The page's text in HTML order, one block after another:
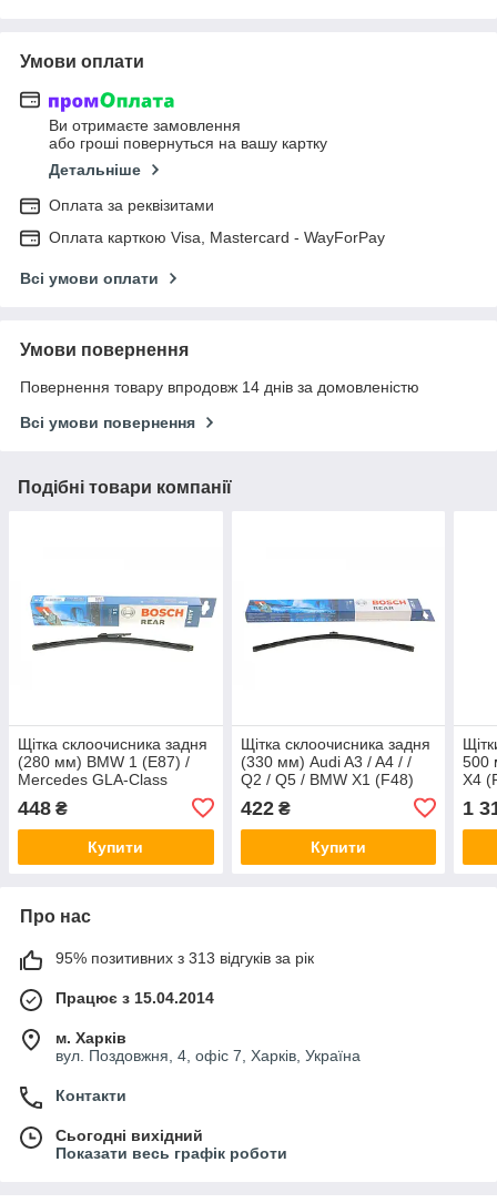
Умови оплати
Ви отримаєте замовлення
або гроші повернуться на вашу картку
Детальніше
Оплата за реквізитами
Оплата карткою Visa, Mastercard - WayForPay
Всі умови оплати
Умови повернення
Повернення товару впродовж 14 днів за домовленістю
Всі умови повернення
Подібні товари компанії
Щітка склоочисника задня
(280 мм) BMW 1 (E87) /
Mercedes GLA-Class
3397008005
448 ₴
Купити
Щітка склоочисника задня
(330 мм) Audi A3 / A4 / /
Q2 / Q5 / BMW X1 (F48)
422₴
Купити
500
X4
1
Про нас
95% позитивних з 313 відгуків за рік
Працює з 15.04.2014
м. Харків
вул. Поздовжня, 4, офіс 7, Харків, Україна
Контакти
Сьогодні вихідний
Показати весь графік роботи